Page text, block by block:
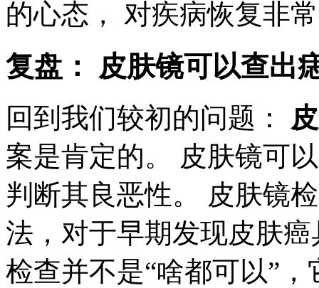
的心态， 对疾病恢复非
复盘： 皮肤镜可以查出
回到我们较初的问题：
案是肯定的。 皮肤镜可
判断其良恶性。 皮肤镜
法，对于早期发现皮肤
检查并不是“啥都可以”